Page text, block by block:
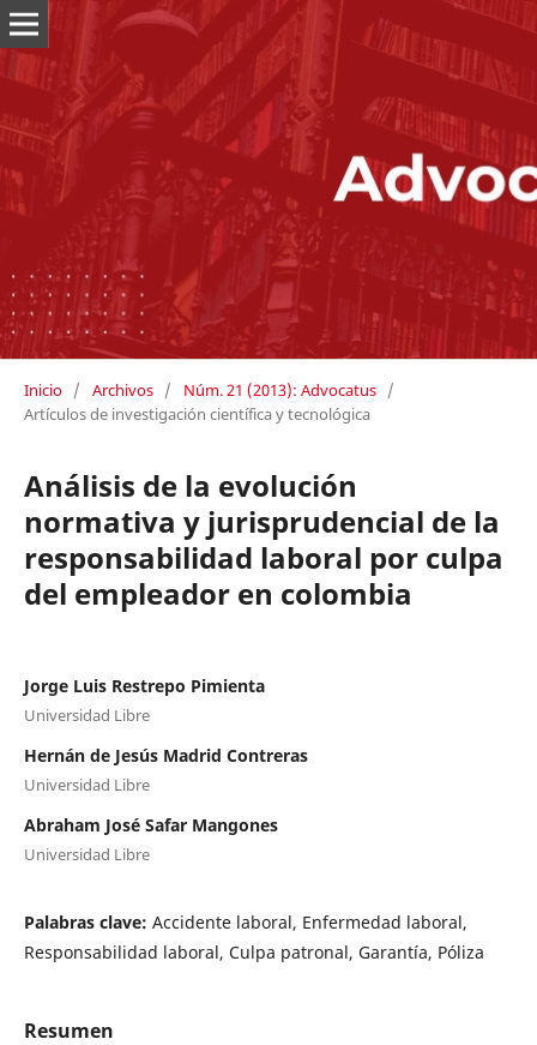
Inicio / Archivos / Núm. 21 (2013): Advocatus /
Artículos de investigación científica y tecnológica
Análisis de la evolución
normativa y jurisprudencial de la
responsabilidad laboral por culpa
del empleador en colombia
Jorge Luis Restrepo Pimienta
Universidad Libre
Hernán de Jesús Madrid Contreras
Universidad Libre
Abraham José Safar Mangones
Universidad Libre
Palabras clave: Accidente laboral, Enfermedad laboral,
Responsabilidad laboral, Culpa patronal, Garantía, Póliza
Resumen